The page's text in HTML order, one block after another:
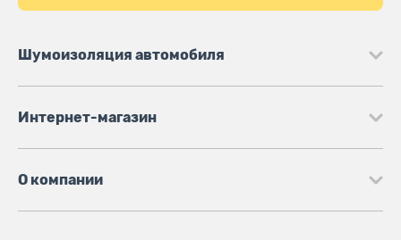
Шумоизоляция автомобиля
Интернет-магазин
О компании